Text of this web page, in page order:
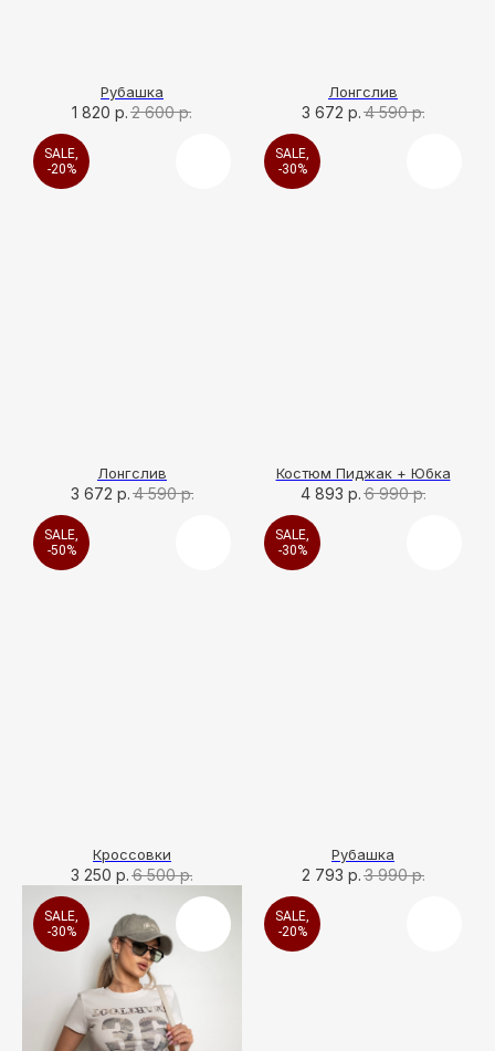
Рубашка
1 820 р. 2 600 р.
Лонгслив
3 672 р. 4 590 р.
SALE,
-20%
Лонгслив
3 672 р. 4 590 р.
SALE,
-30%
Костюм Пиджак + Юбка
4 893 р. 6 990 р.
SALE,
-50%
Кроссовки
3 250 р. 6 500 р.
SALE,
-30%
Рубашка
2 793 р. 3 990 р.
SALE,
-30%
SALE,
-20%
ПОКУПАТЕЛЯМ
О бренде
Покупателям
Магазины
Оплата Долями
Договор оферты
Подарочный сертификат
КОНТАКТЫ
Сочи, ул. Московская, 3, корп. 3